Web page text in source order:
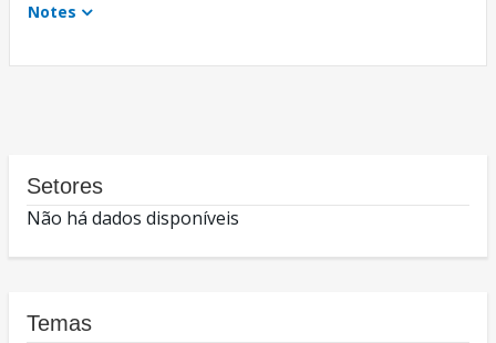
Notes
Setores
Não há dados disponíveis
Temas